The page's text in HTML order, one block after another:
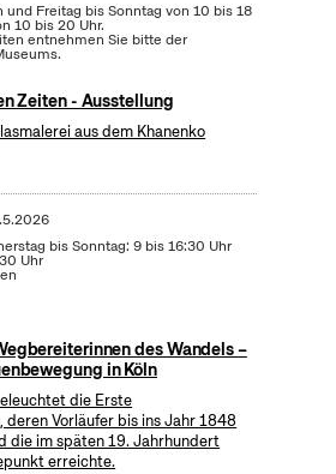
und Freitag bis Sonntag von 10 bis 18
10 bis 20 Uhr.
entnehmen Sie bitte der
Zeiten - Ausstellung
aus dem Khanenko
bis Sonntag: 9 bis 16:30 Uhr
Uhr
des Wandels –
in Köln
die Erste
deren Vorläufer bis ins Jahr 1848
die im späten 19. Jahrhundert
erreichte.